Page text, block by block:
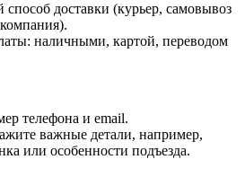
доставки (курьер, самовывоз
наличными, картой, переводом
телефона и email.
важные детали, например,
или особенности подъезда.